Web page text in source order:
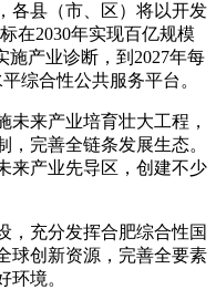
各县（市、区）将以开发
在2030年实现百亿规模
施产业诊断，到2027年每
综合性公共服务平台。
未来产业培育壮大工程，
完善全链条发展生态。
来产业先导区，创建不少
，充分发挥合肥综合性国
球创新资源，完善全要素
环境。